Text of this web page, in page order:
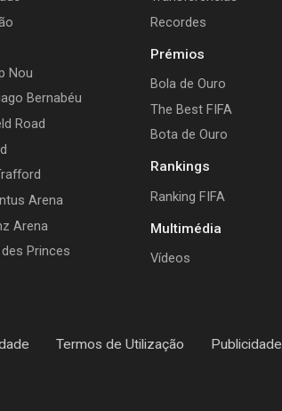
Nou
Bernabéu
Road
Arena
Arena
Princes
Recordes
Prémios
Bola de Ouro
The Best FIFA
Bota de Ouro
Rankings
Ranking FIFA
Multimédia
Vídeos
Termos de Utilização Publicidade